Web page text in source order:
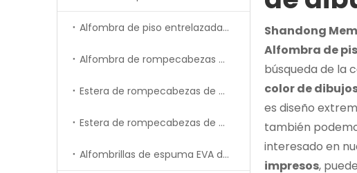
Alfombra de piso entrelazada de espuma EVA
Alfombra de rompecabezas de forma de espuma cortada
Estera de rompecabezas de espuma impresa
Estera de rompecabezas de goma
Alfombrillas de espuma EVA de felpa entrelazadas.
Shandong
Alfombra de
búsqueda de la
color de
es diseño
también
interesado en
impresos,